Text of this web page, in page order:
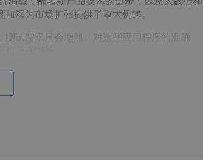
深为市场扩张提供了重大机遇。
始终是需要考虑的一个重要因素。性能测
力于交付高质量的应用程序，以满足客户日